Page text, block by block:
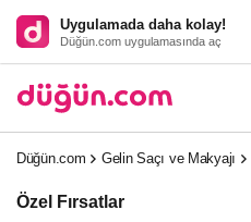
Uygulamada daha kolay!
Düğün.com uygulamasında aç
Düğün.com Gelin Saçı ve Makyajı
Özel Fırsatlar